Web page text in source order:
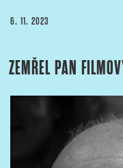
PUBLIKOVÁNO
6. 11. 2023
ZEMŘEL PAN